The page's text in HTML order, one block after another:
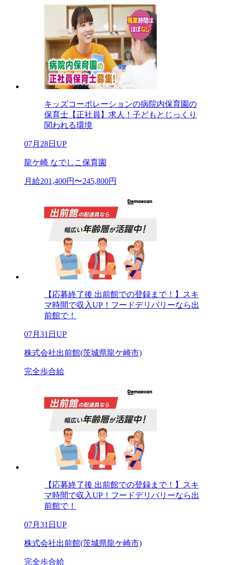
キッズコーポレーションの病院内保育園の
保育士【正社員】求人！子どもとじっくり
関われる環境
07月28日UP
龍ケ崎 なでしこ保育園
月給201,400円〜245,800円
【応募終了後 出前館での登録まで！】スキ
マ時間で収入UP！フードデリバリーなら出
前館で！
07月31日UP
株式会社出前館(茨城県龍ケ崎市)
完全歩合給
【応募終了後 出前館での登録まで！】スキ
マ時間で収入UP！フードデリバリーなら出
前館で！
07月31日UP
株式会社出前館(茨城県龍ケ崎市)
完全歩合給